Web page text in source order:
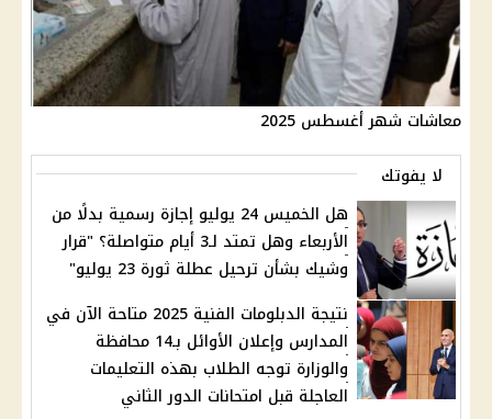
معاشات شهر أغسطس 2025
لا يفوتك
هل الخميس 24 يوليو إجازة رسمية بدلًا من
الأربعاء وهل تمتد لـ3 أيام متواصلة؟ "قرار
وشيك بشأن ترحيل عطلة ثورة 23 يوليو"
نتيجة الدبلومات الفنية 2025 متاحة الآن في
المدارس وإعلان الأوائل بـ14 محافظة
والوزارة توجه الطلاب بهذه التعليمات
العاجلة قبل امتحانات الدور الثاني